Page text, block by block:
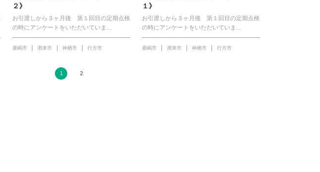
２》
お引渡しから３ヶ月後 第１回目の定期点検
の時にアンケートをいただいていま…
鹿嶋市 潮来市 神栖市 行方市
１》
お引渡しから３ヶ月後 第１回目の定期点検
の時にアンケートをいただいていま…
鹿嶋市 潮来市 神栖市 行方市
1 2